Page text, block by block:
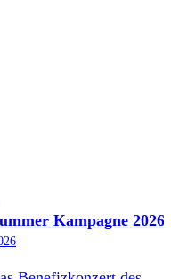
Kampagne 2026